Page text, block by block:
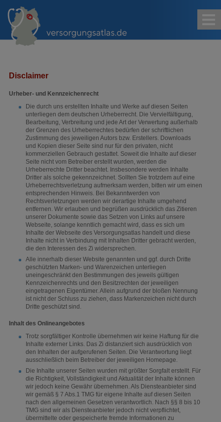
Suche
Disclaimer
Urheber- und Kennzeichenrecht
Die durch uns erstellten Inhalte und Werke auf diesen Seiten
unterliegen dem deutschen Urheberrecht. Die Vervielfältigung,
Bearbeitung, Verbreitung und jede Art der Verwertung außerhalb
der Grenzen des Urheberrechtes bedürfen der schriftlichen
Zustimmung des jeweiligen Autors bzw. Erstellers. Downloads
und Kopien dieser Seite sind nur für den privaten, nicht
kommerziellen Gebrauch gestattet. Soweit die Inhalte auf dieser
Seite nicht vom Betreiber erstellt wurden, werden die
Urheberrechte Dritter beachtet. Insbesondere werden Inhalte
Dritter als solche gekennzeichnet. Sollten Sie trotzdem auf eine
Urheberrechtsverletzung aufmerksam werden, bitten wir um einen
entsprechenden Hinweis. Bei Bekanntwerden von
Rechtsverletzungen werden wir derartige Inhalte umgehend
entfernen. Wir erlauben und begrüßen ausdrücklich das Zitieren
unserer Dokumente sowie das Setzen von Links auf unsere
Webseite, solange kenntlich gemacht wird, dass es sich um
Inhalte der Webseite des Versorgungsatlas handelt und diese
Inhalte nicht in Verbindung mit Inhalten Dritter gebracht werden,
die den Interessen des Zi widersprechen.
Alle innerhalb dieser Website genannten und ggf. durch Dritte
geschützten Marken- und Warenzeichen unterliegen
uneingeschränkt den Bestimmungen des jeweils gültigen
Kennzeichenrechts und den Besitzrechten der jeweiligen
eingetragenen Eigentümer. Allein aufgrund der bloßen Nennung
ist nicht der Schluss zu ziehen, dass Markenzeichen nicht durch
Dritte geschützt sind.
Inhalt des Onlineangebotes
Trotz sorgfältiger Kontrolle übernehmen wir keine Haftung für die
Inhalte externer Links. Das Zi distanziert sich ausdrücklich von
den Inhalten der aufgerufenen Seiten. Die Verantwortung liegt
ausschließlich beim Betreiber der jeweiligen Homepage.
Die Inhalte unserer Seiten wurden mit größter Sorgfalt erstellt. Für
die Richtigkeit, Vollständigkeit und Aktualität der Inhalte können
wir jedoch keine Gewähr übernehmen. Als Diensteanbieter sind
wir gemäß § 7 Abs.1 TMG für eigene Inhalte auf diesen Seiten
nach den allgemeinen Gesetzen verantwortlich. Nach §§ 8 bis 10
TMG sind wir als Diensteanbieter jedoch nicht verpflichtet,
übermittelte oder gespeicherte fremde Informationen zu